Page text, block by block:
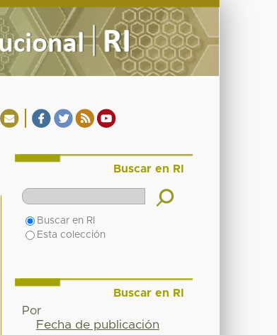
Buscar en RI
Buscar en RI
Esta colección
Buscar en RI
Por
Fecha de publicación